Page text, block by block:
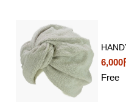
6,000
Free